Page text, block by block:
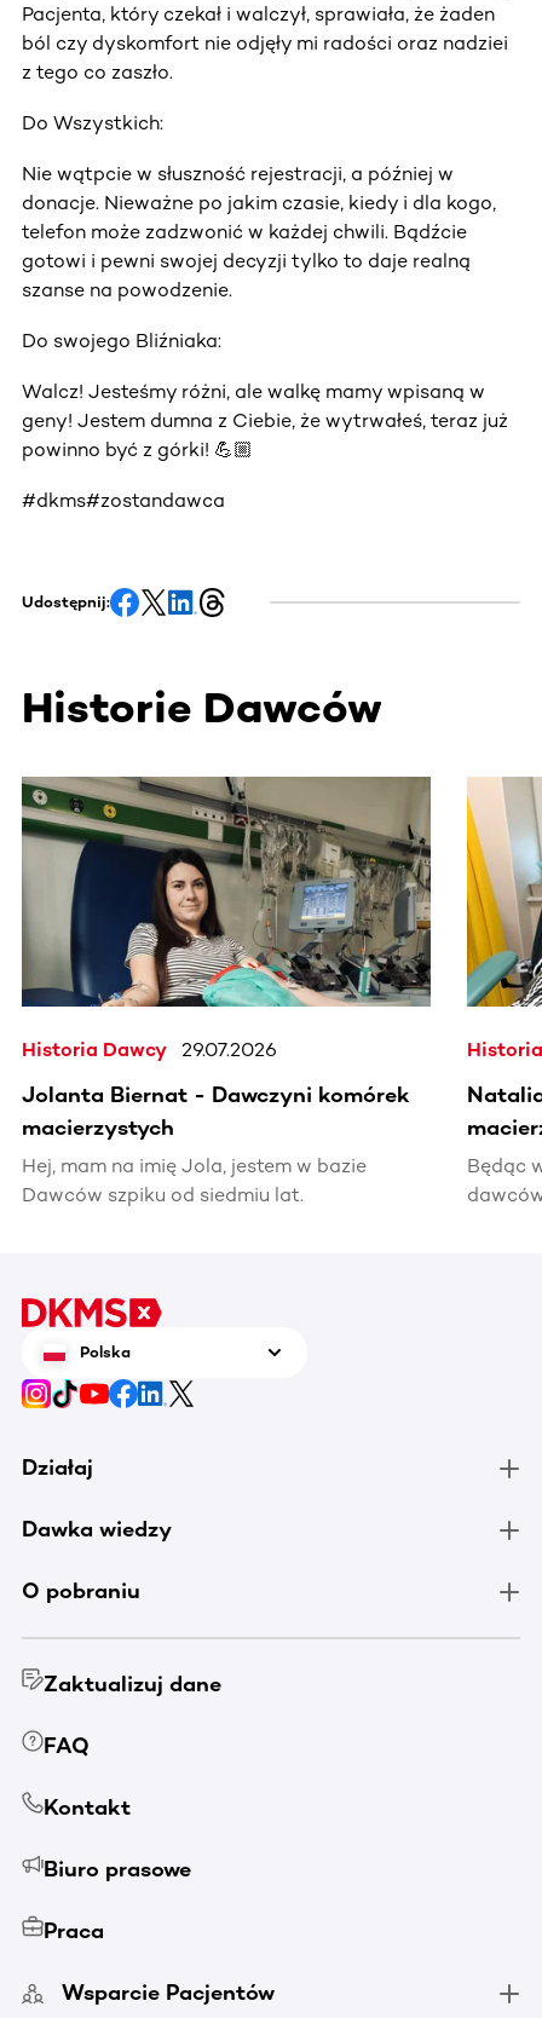
Pacjenta, który czekał i walczył, sprawiała, że żaden
ból czy dyskomfort nie odjęły mi radości oraz nadziei
z tego co zaszło.
Do Wszystkich:
Nie wątpcie w słuszność rejestracji, a później w
donacje. Nieważne po jakim czasie, kiedy i dla kogo,
telefon może zadzwonić w każdej chwili. Bądźcie
gotowi i pewni swojej decyzji tylko to daje realną
szanse na powodzenie.
Do swojego Bliźniaka:
Walcz! Jesteśmy różni, ale walkę mamy wpisaną w
geny! Jestem dumna z Ciebie, że wytrwałeś, teraz już
powinno być z górki! 💪🏼
#dkms#zostandawca
Udostępnij:
Historie Dawców
Ta sekcja zawiera treści przewijane w poziomie. Użyj
Historia Dawcy 29.07.2026
Jolanta Biernat - Dawczyni komórek
macierzystych
Hej, mam na imię Jola, jestem w bazie
Dawców szpiku od siedmiu lat.
Będąc
Polska
Działaj
Dawka wiedzy
O pobraniu
Zaktualizuj dane
FAQ
Kontakt
Biuro prasowe
Praca
Wsparcie Pacjentów